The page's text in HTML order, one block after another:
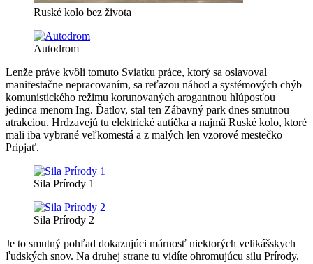
Ruské kolo bez života
Autodrom
Lenže práve kvôli tomuto Sviatku práce, ktorý sa oslavoval
manifestačne nepracovaním, sa reťazou náhod a systémových chýb
komunistického režimu korunovaných arogantnou hlúposťou
jedinca menom Ing. Ďatlov, stal ten Zábavný park dnes smutnou
atrakciou. Hrdzavejú tu elektrické autíčka a najmä Ruské kolo, ktoré
mali iba vybrané veľkomestá a z malých len vzorové mestečko
Pripjať.
Sila Prírody 1
Sila Prírody 2
Je to smutný pohľad dokazujúci márnosť niektorých velikášskych
ľudských snov. Na druhej strane tu vidíte ohromujúcu silu Prírody,